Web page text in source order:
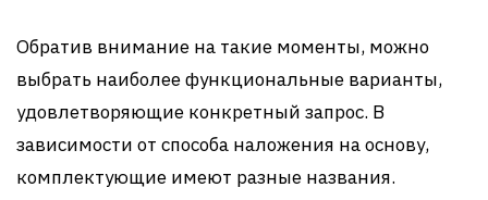
Обратив внимание на такие моменты, можно
выбрать наиболее функциональные варианты,
удовлетворяющие конкретный запрос. В
зависимости от способа наложения на основу,
комплектующие имеют разные названия.